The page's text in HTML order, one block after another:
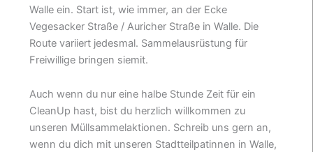
Walle ein. Start ist, wie immer, an der Ecke
Vegesacker Straße / Auricher Straße in Walle. Die
Route variiert jedesmal. Sammelausrüstung für
Freiwillige bringen siemit.
Auch wenn du nur eine halbe Stunde Zeit für ein
CleanUp hast, bist du herzlich willkommen zu
unseren Müllsammelaktionen. Schreib uns gern an,
wenn du dich mit unseren Stadtteilpatinnen in Walle,